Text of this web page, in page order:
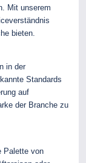
Mit unserem
bieten.
in der
Standards
auf
der Branche zu
Palette von